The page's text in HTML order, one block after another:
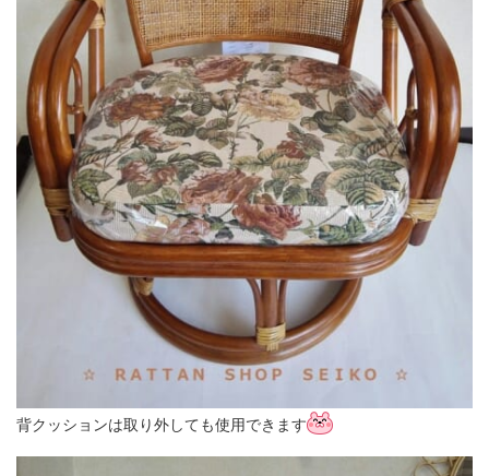
背クッションは取り外しても使用できます